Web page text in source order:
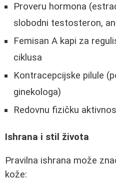
Proveru hormona
slobodni testosteron,
Femisan A kapi za
ciklusa
Kontracepcijske pilule
ginekologa)
Redovnu fizičku
Ishrana i stil života
Pravilna ishrana može
kože: